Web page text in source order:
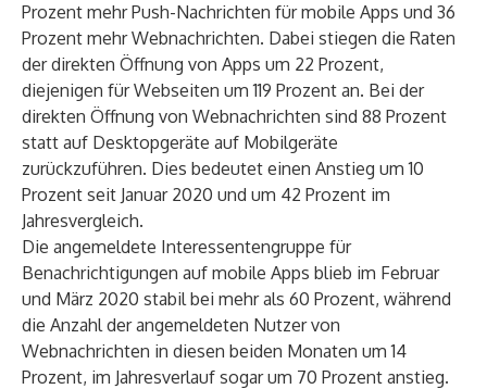
Prozent mehr Push-Nachrichten für mobile Apps und 36
Prozent mehr Webnachrichten. Dabei stiegen die Raten
der direkten Öffnung von Apps um 22 Prozent,
diejenigen für Webseiten um 119 Prozent an. Bei der
direkten Öffnung von Webnachrichten sind 88 Prozent
statt auf Desktopgeräte auf Mobilgeräte
zurückzuführen. Dies bedeutet einen Anstieg um 10
Prozent seit Januar 2020 und um 42 Prozent im
Jahresvergleich.
Die angemeldete Interessentengruppe für
Benachrichtigungen auf mobile Apps blieb im Februar
und März 2020 stabil bei mehr als 60 Prozent, während
die Anzahl der angemeldeten Nutzer von
Webnachrichten in diesen beiden Monaten um 14
Prozent, im Jahresverlauf sogar um 70 Prozent anstieg.